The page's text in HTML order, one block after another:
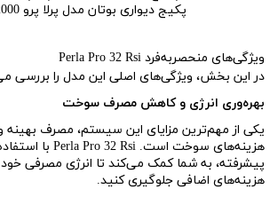
پکیج دیواری بوتان مدل پرلا پرو 32000
ویژگی‌های منحصربه‌فرد Perla Pro 32 Rsi
در این بخش، ویژگی‌های اصلی این مدل را بررسی
بهره‌وری انرژی و کاهش مصرف سوخت
یکی از مهم‌ترین مزایای این سیستم، مصرف
هزینه‌های سوخت است. Perla Pro 32 Rsi با
پیشرفته، به شما کمک می‌کند تا انرژی مصرفی خود
هزینه‌های اضافی جلوگیری کنید.